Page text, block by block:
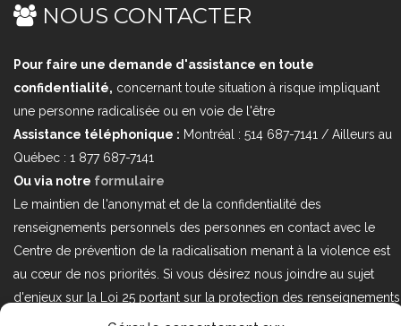
NOUS CONTACTER
Pour faire une demande d'assistance en toute
confidentialité, concernant toute situation à risque impliquant
une personne radicalisée ou en voie de l'être
Assistance téléphonique : Montréal : 514 687-7141 / Ailleurs au
Québec : 1 877 687-7141
Ou via notre formulaire
Le maintien de l'anonymat et de la confidentialité des
renseignements personnels des personnes en contact avec le
Centre de prévention de la radicalisation menant à la violence est
au cœur de nos priorités. Si vous désirez nous joindre au sujet
d'enjeux sur la Loi 25 portant sur la protection des renseignements
personnels dans le secteur privé, veuillez communiquer avec